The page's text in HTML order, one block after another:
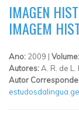
IMAGEN
IMAGEM
Ano: 2009 | Volume:
Autores:A. R. de L.
Autor